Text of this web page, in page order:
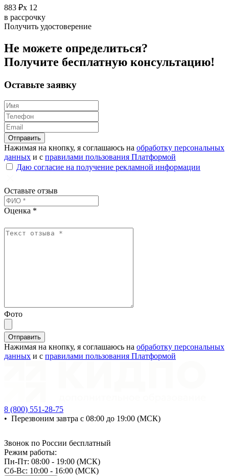
883 ₽х 12
в рассрочку
Получить удостоверение
Не можете определиться?
Получите бесплатную консультацию!
Оставьте заявку
Отправить
Нажимая на кнопку, я соглашаюсь на обработку персональных
данных и с правилами пользования Платформой
Даю согласие на получение рекламной информации
Оставьте отзыв
Оценка *
Фото
Отправить
Нажимая на кнопку, я соглашаюсь на обработку персональных
данных и с правилами пользования Платформой
8 (800) 551-28-75
• Перезвоним завтра с 08:00 до 19:00 (МСК)
Звонок по России бесплатный
Режим работы:
Пн-Пт: 08:00 - 19:00 (МСК)
Сб-Вс: 10:00 - 16:00 (МСК)